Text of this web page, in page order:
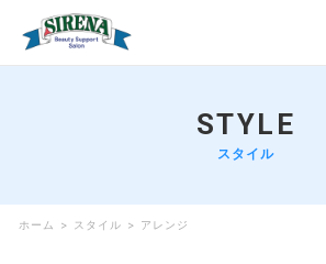
STYLE
スタイル
ホーム > スタイル > アレンジ